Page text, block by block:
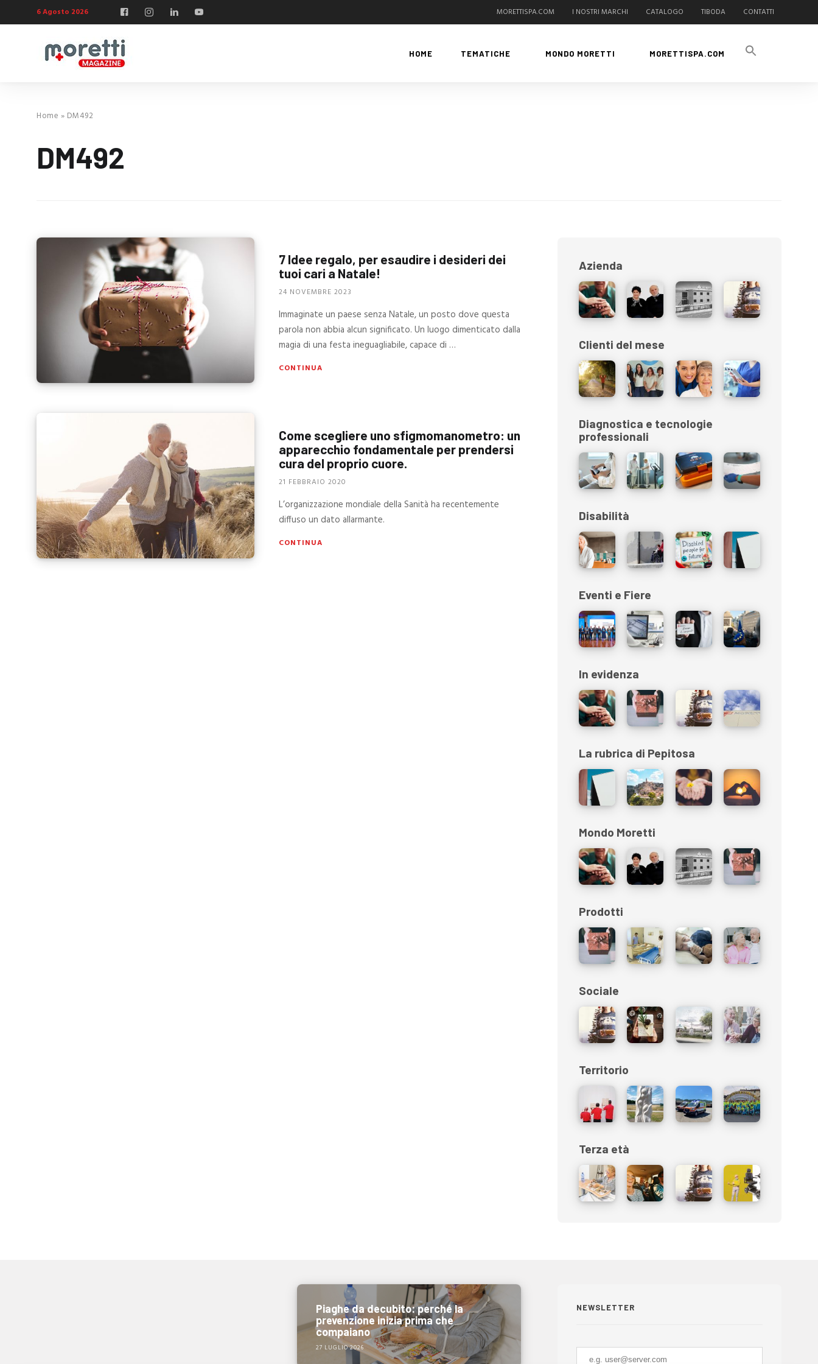
6 Agosto 2026 MORETTISPA.COM I NOSTRI MARCHI CATALOGO TIBODA CONTATTI
HOME TEMATICHE MONDO MORETTI MORETTISPA.COM
Home » DM492
DM492
7 Idee regalo, per esaudire i desideri dei
tuoi cari a Natale!
24 NOVEMBRE 2023
Immaginate un paese senza Natale, un posto dove questa
parola non abbia alcun significato. Un luogo dimenticato dalla
magia di una festa ineguagliabile, capace di …
CONTINUA
Come scegliere uno sfigmomanometro: un
apparecchio fondamentale per prendersi
cura del proprio cuore.
21 FEBBRAIO 2020
L’organizzazione mondiale della Sanità ha recentemente
diffuso un dato allarmante.
CONTINUA
Azienda
Clienti del mese
Diagnostica e tecnologie
professionali
Disabilità
Eventi e Fiere
In evidenza
La rubrica di Pepitosa
Mondo Moretti
Prodotti
Sociale
Territorio
Terza età
Piaghe da decubito: perché la
prevenzione inizia prima che
compaiano
27 LUGLIO 2026
NEWSLETTER